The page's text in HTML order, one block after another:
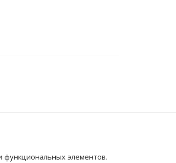
функциональных элементов.